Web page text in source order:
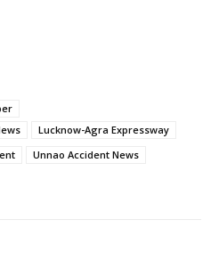
Lucknow-Agra Expressway
Unnao Accident News